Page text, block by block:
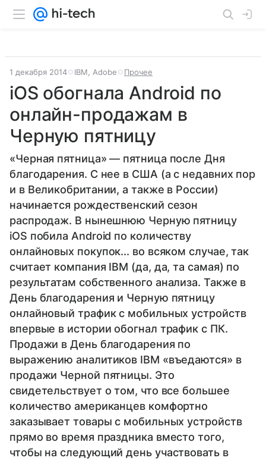
1 декабря 2014 IBM, Adobe Прочее
iOS обогнала Android по
онлайн-продажам в
Черную пятницу
«Черная пятница» — пятница после Дня
благодарения. С нее в США (а с недавних пор
и в Великобритании, а также в России)
начинается рождественский сезон
распродаж. В нынешнюю Черную пятницу
iOS побила Android по количеству
онлайновых покупок... во всяком случае, так
считает компания IBM (да, да, та самая) по
результатам собственного анализа. Также в
День благодарения и Черную пятницу
онлайновый трафик с мобильных устройств
впервые в истории обогнал трафик с ПК.
Продажи в День благодарения по
выражению аналитиков IBM «въедаются» в
продажи Черной пятницы. Это
свидетельствует о том, что все большее
количество американцев комфортно
заказывает товары с мобильных устройств
прямо во время праздника вместо того,
чтобы на следующий день участвовать в